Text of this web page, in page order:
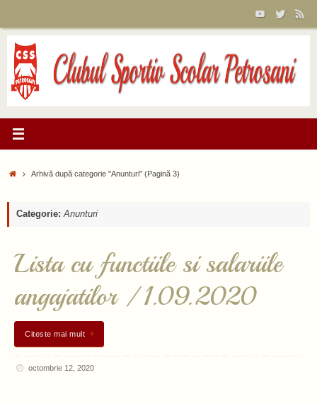
conținut
PrimaArhivă după categorie "Anunturi"(Pagină 3)
Categorie:Anunturi
Lista cu functiile si salariile
angajatilor / 1.09.2020
Citeste mai mult
octombrie 12, 2020